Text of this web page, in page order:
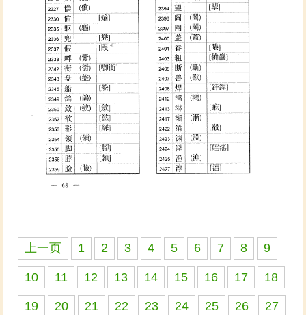
上一页 1 2 3 4 5 6 7 8 9
10 11 12 13 14 15 16 17 18
19 20 21 22 23 24 25 26 27